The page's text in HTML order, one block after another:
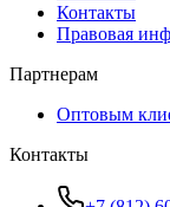
Контакты
Правовая
Партнерам
Оптовым
Контакты